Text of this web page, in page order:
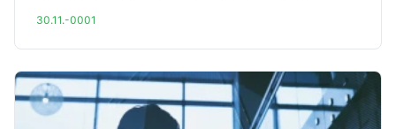
30.11.-0001